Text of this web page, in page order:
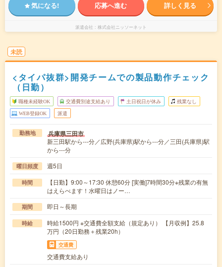
気になる! 応募へ進む 詳しく見る
派遣会社 株式会社ニッソーネット
未読
<タイパ抜群>開発チームでの製品動作チェック
（日勤）
職種未経験OK 交通費別途支給あり 土日祝日が休み 残業なし
WEB登録OK 派遣
勤務地 兵庫県三田市
新三田駅から---分／広野(兵庫県)駅から---分／三田(兵庫県)駅
から---分
曜日頻度 週5日
時間
【日勤】9:00～17:30 休憩60分 [実働]7時間30分※残業の有無
はえらべます！水曜日はノー…
期間 即日～長期
時給
時給1500円 ※交通費全額支給（規定あり） 【月収例】25.8
万円（20日勤務＋残業20h）
交通費
交通費支給あり